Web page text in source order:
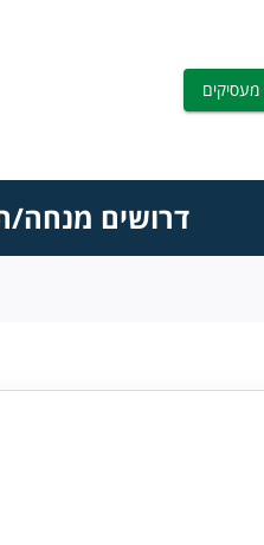
מעסיקים
דרושים מנחה/